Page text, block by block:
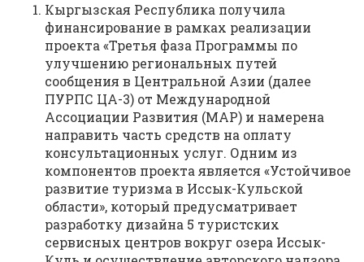
Кыргызская Республика получила
финансирование в рамках реализации
проекта «Третья фаза Программы по
улучшению региональных путей
сообщения в Центральной Азии (далее
ПУРПС ЦА-3) от Международной
Ассоциации Развития (МАР) и намерена
направить часть средств на оплату
консультационных услуг. Одним из
компонентов проекта является «Устойчивое
развитие туризма в Иссык-Кульской
области», который предусматривает
разработку дизайна 5 туристских
сервисных центров вокруг озера Иссык-